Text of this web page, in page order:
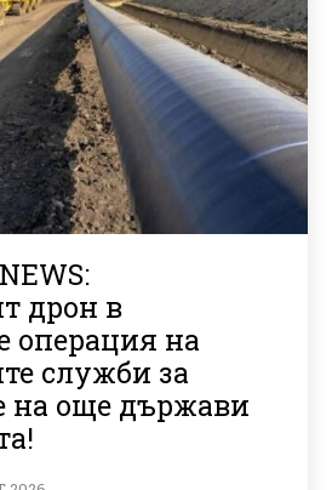
дрон в
операция на
служби за
на още държави